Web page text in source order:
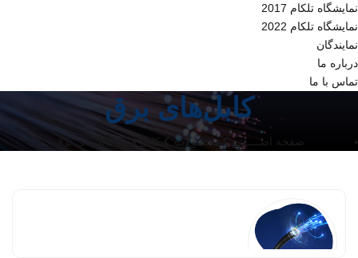
نمایشگاه تلکام 2017
نمایشگاه تلکام 2022
نمایندگان
درباره ما
تماس با ما
کابل‌های برق
صفحه اصــــلی محصولات کابل ها کابل‌های برق